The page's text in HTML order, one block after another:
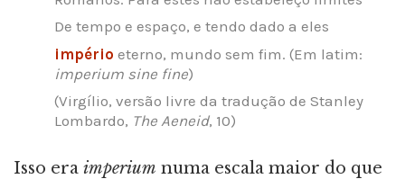
De tempo e espaço, e tendo dado a eles
império eterno, mundo sem fim. (Em latim:
imperium sine fine)
(Virgílio, versão livre da tradução de Stanley
Lombardo, The Aeneid, 10)
Isso era imperium numa escala maior do que